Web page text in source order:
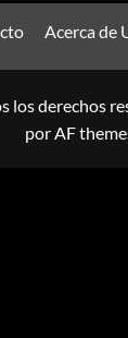
Acerca de
los derechos
por AF